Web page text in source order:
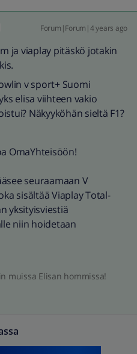
Forum|Forum|4 years ago
ja viaplay pitäskö jotakin
v sport+ Suomi
elisa viihteen vakio
Näkyyköhän sieltä F1?
OmaYhteisöön!
seuraamaan V
sisältää Viaplay Total-
yksityisviestiä
niin hoidetaan
muissa Elisan hommissa!